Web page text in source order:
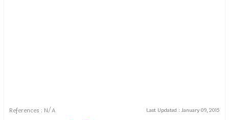
References : N/A Last Updated : January 09, 2015